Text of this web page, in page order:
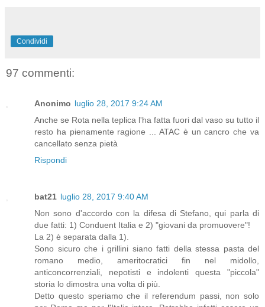
Condividi
97 commenti:
Anonimo luglio 28, 2017 9:24 AM
Anche se Rota nella teplica l'ha fatta fuori dal vaso su tutto il
resto ha pienamente ragione ... ATAC è un cancro che va
cancellato senza pietà
Rispondi
bat21 luglio 28, 2017 9:40 AM
Non sono d'accordo con la difesa di Stefano, qui parla di
due fatti: 1) Conduent Italia e 2) "giovani da promuovere"!
La 2) è separata dalla 1).
Sono sicuro che i grillini siano fatti della stessa pasta del
romano medio, ameritocratici fin nel midollo,
anticoncorrenziali, nepotisti e indolenti questa "piccola"
storia lo dimostra una volta di più.
Detto questo speriamo che il referendum passi, non solo